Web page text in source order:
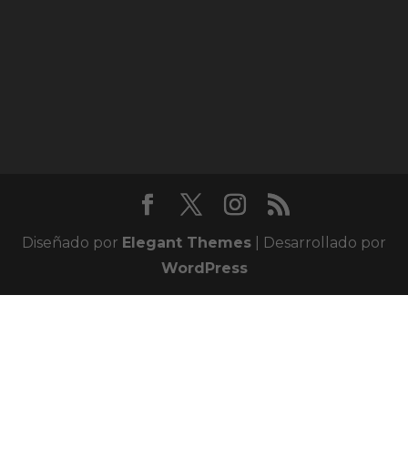
Diseñado por Elegant Themes | Desarrollado por
WordPress